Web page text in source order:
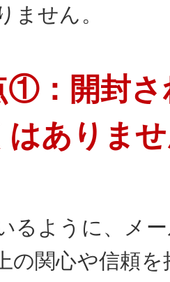
ません。
①：開封さ
はありま
るように、メ
の関心や信頼